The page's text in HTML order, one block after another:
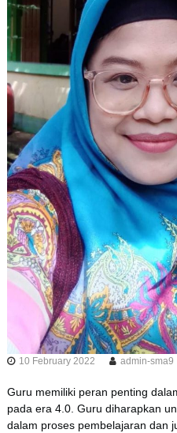
10 February 2022 admin-sma9
Guru memiliki peran penting
pada era 4.0. Guru diharapkan
dalam proses pembelajaran dan